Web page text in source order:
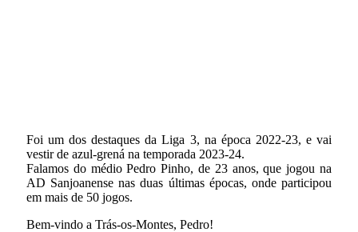
Foi um dos destaques da Liga 3, na época 2022-23, e vai
vestir de azul-grená na temporada 2023-24.
Falamos do médio Pedro Pinho, de 23 anos, que jogou na
AD Sanjoanense nas duas últimas épocas, onde participou
em mais de 50 jogos.
Bem-vindo a Trás-os-Montes, Pedro!